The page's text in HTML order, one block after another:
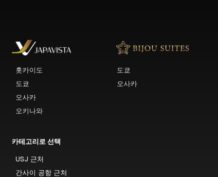
홋카이도
도쿄
오사카
오키나와
도쿄
오사카
카테고리로 선택
USJ 근처
간사이 공항 근처